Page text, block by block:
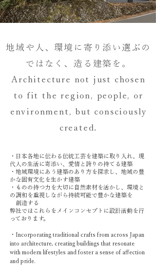
地域や人、環境に寄り添い選ぶの
ではなく、造る建築を。
Architecture not just chosen
to fit the region, people, or
environment, but consciously
created.
・日本各地に伝わる伝統工芸を建築に取り入れ、現
代人の生活に寄添い、愛情と誇りの持てる建築
・地域環境にあう建築のあり方を探求し、地域の豊
かな固有文化を生かす建築
・ものの持つ力を大切に自然素材を活かし、環境と
の調和を重視しながら持続可能で豊かな建築を
創造する
弊社ではこれらをメインコンセプトに設計活動を行
っております。
・Incorporating traditional crafts from across Japan
into architecture, creating buildings that resonate
with modern lifestyles and foster a sense of affection
and pride.